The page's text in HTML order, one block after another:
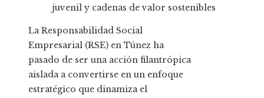
juvenil y cadenas de valor sostenibles
La Responsabilidad Social
Empresarial (RSE) en Túnez ha
pasado de ser una acción filantrópica
aislada a convertirse en un enfoque
estratégico que dinamiza el